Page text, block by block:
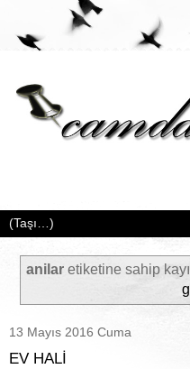
anilaretiketine sahip
13 Mayıs 2016 Cuma
EV HALİ